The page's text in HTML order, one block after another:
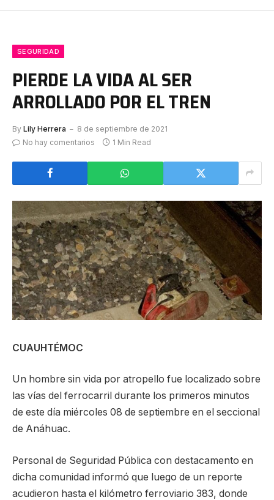
SEGURIDAD
PIERDE LA VIDA AL SER
ARROLLADO POR EL TREN
By Lily Herrera
8 de septiembre de 2021
No hay comentarios
1 Min Read
CUAUHTÉMOC
Un hombre sin vida por atropello fue localizado sobre
las vías del ferrocarril durante los primeros minutos
de este día miércoles 08 de septiembre en el seccional
de Anáhuac.
Personal de Seguridad Pública con destacamento en
dicha comunidad informó que luego de un reporte
acudieron hasta el kilómetro ferroviario 383, donde